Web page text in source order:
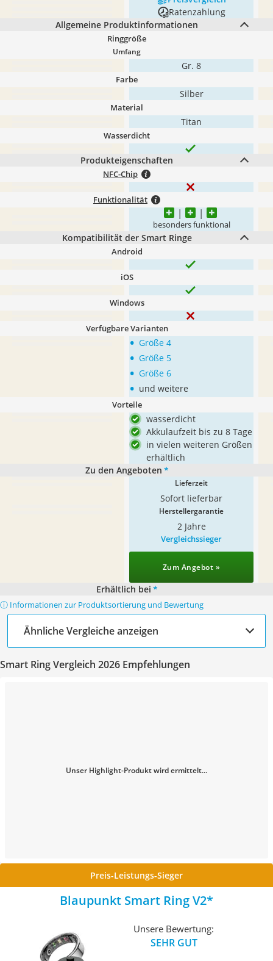
Ratenzahlung
Allgemeine Produktinformationen
Ringgröße
Umfang
Gr. 8
Farbe
Silber
Material
Titan
Wasserdicht
Produkteigenschaften
NFC-Chip
Funktionalität
besonders funktional
Kompatibilität der Smart Ringe
Android
iOS
Windows
Verfügbare Varianten
• Größe 4
• Größe 5
• Größe 6
• und weitere
Vorteile
wasserdicht
Akkulaufzeit bis zu 8 Tage
in vielen weiteren Größen
erhältlich
Zu den Angeboten *
Lieferzeit
Sofort lieferbar
Herstellergarantie
2 Jahre
Vergleichssieger
Zum Angebot »
Erhältlich bei *
ⓘ Informationen zur Produktsortierung und Bewertung
Ähnliche Vergleiche anzeigen
Smart Ring Vergleich 2026 Empfehlungen
Unser Highlight-Produkt wird ermittelt...
Preis-Leistungs-Sieger
Blaupunkt Smart Ring V2
Unsere Bewertung:
SEHR GUT